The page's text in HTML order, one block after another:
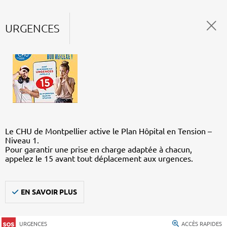
URGENCES
Le CHU de Montpellier active le Plan Hôpital en Tension –
Niveau 1.
Pour garantir une prise en charge adaptée à chacun,
appelez le 15 avant tout déplacement aux urgences.
EN SAVOIR PLUS
URGENCES ACCÈS RAPIDES